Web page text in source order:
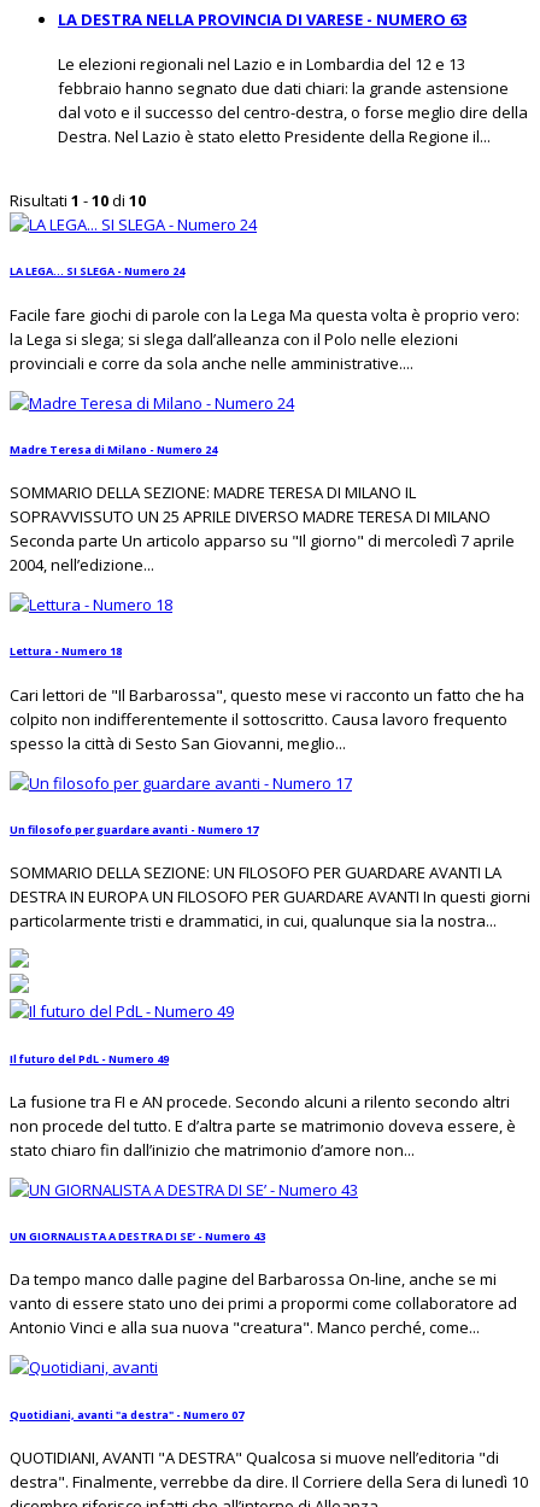
LA DESTRA NELLA PROVINCIA DI VARESE - NUMERO 63
Le elezioni regionali nel Lazio e in Lombardia del 12 e 13
febbraio hanno segnato due dati chiari: la grande astensione
dal voto e il successo del centro-destra, o forse meglio dire della
Destra. Nel Lazio è stato eletto Presidente della Regione il...
Risultati 1 -10di 10
LA LEGA... SI SLEGA - Numero 24
Facile fare giochi di parole con la Lega Ma questa volta è proprio vero:
la Lega si slega; si slega dall’alleanza con il Polo nelle elezioni
provinciali e corre da sola anche nelle amministrative....
Madre Teresa di Milano - Numero 24
SOMMARIO DELLA SEZIONE: MADRE TERESA DI MILANO IL
SOPRAVVISSUTO UN 25 APRILE DIVERSO MADRE TERESA DI MILANO
Seconda parte Un articolo apparso su "Il giorno" di mercoledì 7 aprile
2004, nell’edizione...
Lettura - Numero 18
Cari lettori de "Il Barbarossa", questo mese vi racconto un fatto che ha
colpito non indifferentemente il sottoscritto. Causa lavoro frequento
spesso la città di Sesto San Giovanni, meglio...
Un filosofo per guardare avanti - Numero 17
SOMMARIO DELLA SEZIONE: UN FILOSOFO PER GUARDARE AVANTI LA
DESTRA IN EUROPA UN FILOSOFO PER GUARDARE AVANTI In questi giorni
particolarmente tristi e drammatici, in cui, qualunque sia la nostra...
Il futuro del PdL - Numero 49
La fusione tra FI e AN procede. Secondo alcuni a rilento secondo altri
non procede del tutto. E d’altra parte se matrimonio doveva essere, è
stato chiaro fin dall’inizio che matrimonio d’amore non...
UN GIORNALISTA A DESTRA DI SE’ - Numero 43
Da tempo manco dalle pagine del Barbarossa On-line, anche se mi
vanto di essere stato uno dei primi a propormi come collaboratore ad
Antonio Vinci e alla sua nuova "creatura". Manco perché, come...
Quotidiani, avanti "a destra" - Numero 07
QUOTIDIANI, AVANTI "A DESTRA" Qualcosa si muove nell’editoria "di
destra". Finalmente, verrebbe da dire. Il Corriere della Sera di lunedì 10